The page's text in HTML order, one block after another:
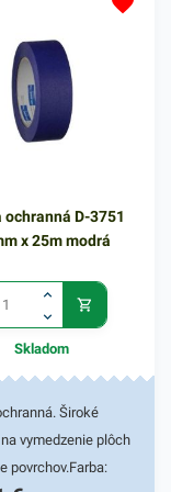
časťou prilepíte na
1400mm x
ochranná D-3751
x 25m modrá
Skladom
Široké
vymedzenie plôch
povrchov.Farba: